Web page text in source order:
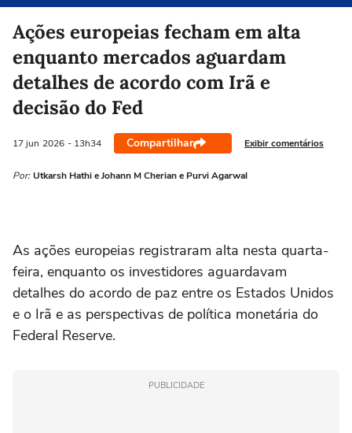
Ações europeias fecham em alta
enquanto mercados aguardam
detalhes de acordo com Irã e
decisão do Fed
17 jun 2026 - 13h34 Compartilhar Exibir comentários
Por: Utkarsh Hathi e Johann M Cherian e Purvi Agarwal
As ações europeias registraram alta nesta quarta-
feira, enquanto os investidores aguardavam
detalhes do acordo de paz entre os Estados Unidos
e o Irã e as perspectivas de política ⁠monetária do
Federal Reserve.
PUBLICIDADE